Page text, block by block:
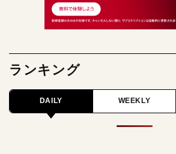
ランキング
DAILY WEEKLY